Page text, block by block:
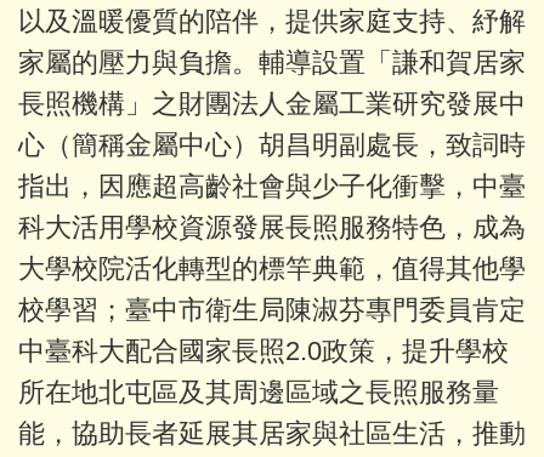
以及溫暖優質的陪伴，提供家庭支持、紓解
家屬的壓力與負擔。輔導設置「謙和賀居家
長照機構」之財團法人金屬工業研究發展中
心（簡稱金屬中心）胡昌明副處長，致詞時
指出，因應超高齡社會與少子化衝擊，中臺
科大活用學校資源發展長照服務特色，成為
大學校院活化轉型的標竿典範，值得其他學
校學習；臺中市衛生局陳淑芬專門委員肯定
中臺科大配合國家長照2.0政策，提升學校
所在地北屯區及其周邊區域之長照服務量
能，協助長者延展其居家與社區生活，推動